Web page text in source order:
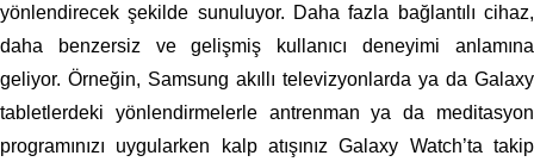
yönlendirecek şekilde sunuluyor. Daha fazla bağlantılı cihaz,
daha benzersiz ve gelişmiş kullanıcı deneyimi anlamına
geliyor. Örneğin, Samsung akıllı televizyonlarda ya da Galaxy
tabletlerdeki yönlendirmelerle antrenman ya da meditasyon
programınızı uygularken kalp atışınız Galaxy Watch’ta takip